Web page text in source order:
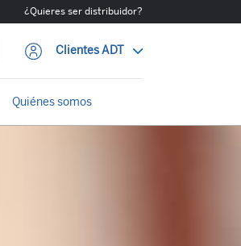
¿Quieres ser distribuidor?
Clientes ADT
Quiénes somos